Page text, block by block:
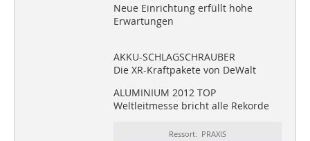
Neue Einrichtung erfüllt hohe
Erwartungen
AKKU-SCHLAGSCHRAUBER
Die XR-Kraftpakete von DeWalt
ALUMINIUM 2012 TOP
Weltleitmesse bricht alle Rekorde
Ressort: PRAXIS